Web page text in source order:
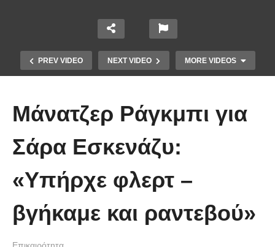
PREV VIDEO NEXT VIDEO MORE VIDEOS
πρώτη στιγμή και συγκίνησε το
νοηματική με ένα μικρό κορίτσι
Μάνατζερ Ράγκμπι για
Σάρα Εσκενάζυ:
«Υπήρχε φλερτ –
βγήκαμε και ραντεβού»